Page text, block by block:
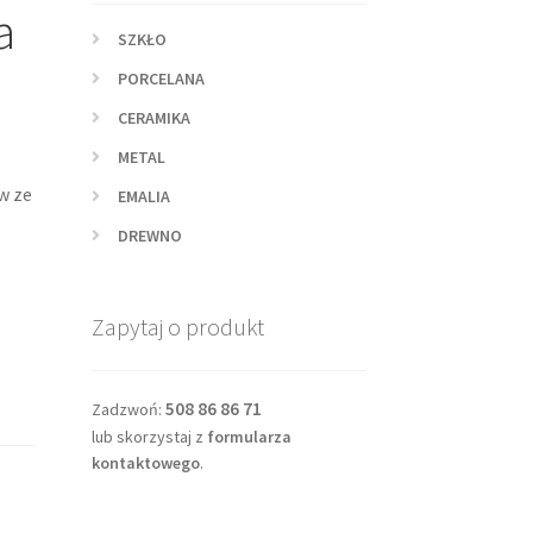
ze
SZKŁO
PORCELANA
CERAMIKA
METAL
EMALIA
DREWNO
Zapytaj o produkt
Zadzwoń: 508 86 86 71
lub skorzystaj z formularza
kontaktowego.